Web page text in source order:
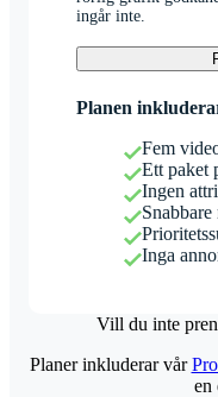
ingår inte.
Planen
Fem
Ett paket
Ingen
Inga
Vill du inte
Planer inkluderar vår
en